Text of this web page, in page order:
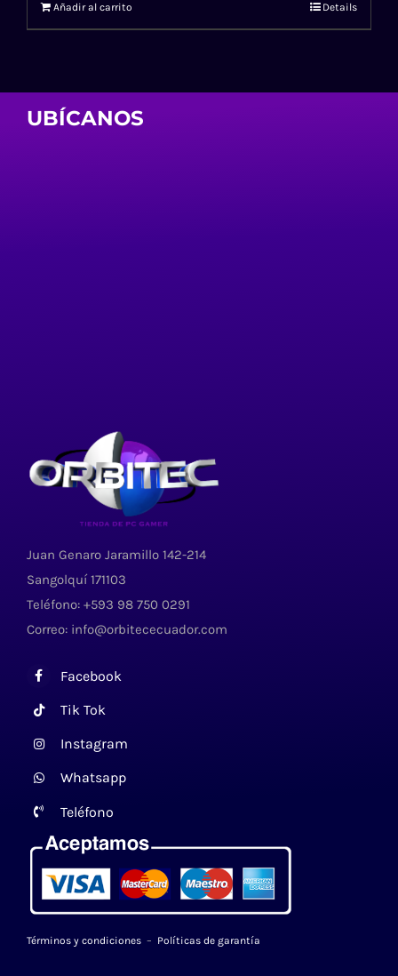
Añadir al carrito Details
UBÍCANOS
Juan Genaro Jaramillo 142-214
Sangolquí 171103
Teléfono: +593 98 750 0291
Correo: info@orbitececuador.com
Facebook
Tik Tok
Instagram
Whatsapp
Teléfono
Términos y condiciones– Políticas de garantía